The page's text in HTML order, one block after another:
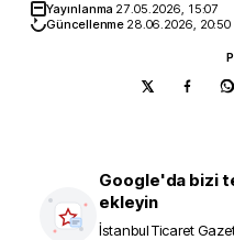
Yayınlanma 27.05.2026, 15:07
Güncellenme 28.06.2026, 20:50
Google'da bizi
ekleyin
İstanbul Ticaret